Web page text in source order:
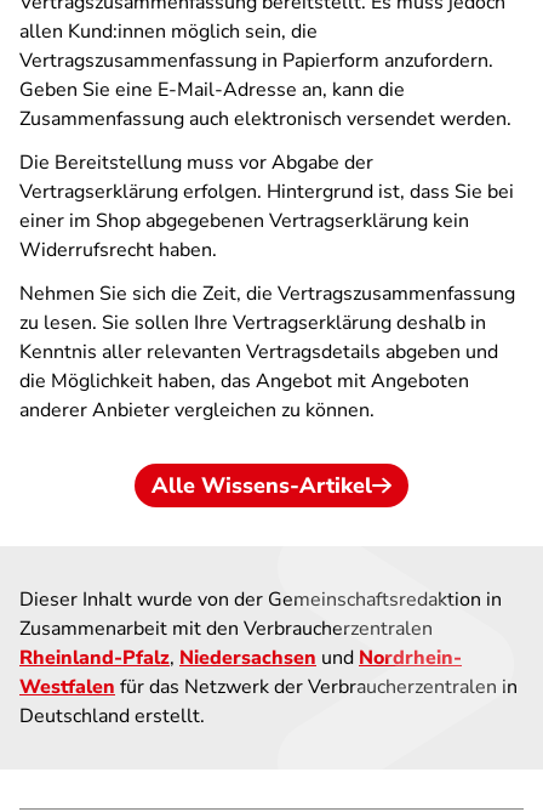
allen Kund:innen möglich sein, die
Vertragszusammenfassung in Papierform anzufordern.
Geben Sie eine E-Mail-Adresse an, kann die
Zusammenfassung auch elektronisch versendet werden.
Die Bereitstellung muss vor Abgabe der
Vertragserklärung erfolgen. Hintergrund ist, dass Sie bei
einer im Shop abgegebenen Vertragserklärung kein
Widerrufsrecht haben.
Nehmen Sie sich die Zeit, die Vertragszusammenfassung
zu lesen. Sie sollen Ihre Vertragserklärung deshalb in
Kenntnis aller relevanten Vertragsdetails abgeben und
die Möglichkeit haben, das Angebot mit Angeboten
anderer Anbieter vergleichen zu können.
Alle Wissens-Artikel
Dieser Inhalt wurde von der Gemeinschaftsredaktion in
Zusammenarbeit mit den Verbraucherzentralen
Rheinland-Pfalz, Niedersachsen und Nordrhein-
Westfalen für das Netzwerk der Verbraucherzentralen in
Deutschland erstellt.